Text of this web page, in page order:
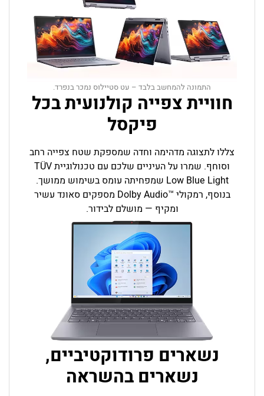
התמונה להמחשב בלבד – עט סטיילוס נמכר בנפרד.
חוויית צפייה קולנועית בכל
פיקסל
צללו לתצוגה מדהימה וחדה שמספקת שטח צפייה רחב
וסוחף. שמרו על העיניים שלכם עם טכנולוגיית TÜV
Low Blue Light שמפחיתה עומס בשימוש ממושך.
בנוסף, רמקולי
Dolby Audio™
מספקים סאונד עשיר
ומקיף — מושלם לבידור.
נשארים פרודוקטיביים,
נשארים בהשראה